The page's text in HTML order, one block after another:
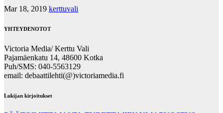
Mar 18, 2019 kerttuvali
YHTEYDENOTOT
Victoria Media/ Kerttu Vali
Pajamäenkatu 14, 48600 Kotka
Puh/SMS: 040-5563129
email: debaattilehti(@)victoriamedia.fi
Lukijan kirjoitukset